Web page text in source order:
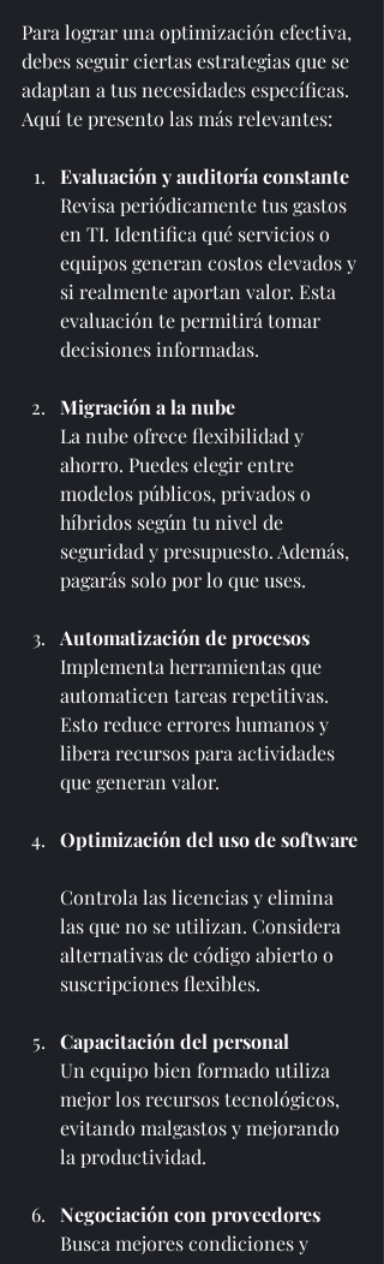
Para lograr una optimización efectiva,
debes seguir ciertas estrategias que se
adaptan a tus necesidades específicas.
Aquí te presento las más relevantes:
Evaluación y auditoría constante
Revisa periódicamente tus gastos
en TI. Identifica qué servicios o
equipos generan costos elevados y
si realmente aportan valor. Esta
evaluación te permitirá tomar
decisiones informadas.
Migración a la nube
La nube ofrece flexibilidad y
ahorro. Puedes elegir entre
modelos públicos, privados o
híbridos según tu nivel de
seguridad y presupuesto. Además,
pagarás solo por lo que uses.
Automatización de procesos
Implementa herramientas que
automaticen tareas repetitivas.
Esto reduce errores humanos y
libera recursos para actividades
que generan valor.
Optimización del uso de software
Controla las licencias y elimina
las que no se utilizan. Considera
alternativas de código abierto o
suscripciones flexibles.
Capacitación del personal
Un equipo bien formado utiliza
mejor los recursos tecnológicos,
evitando malgastos y mejorando
la productividad.
Negociación con proveedores
Busca mejores condiciones y